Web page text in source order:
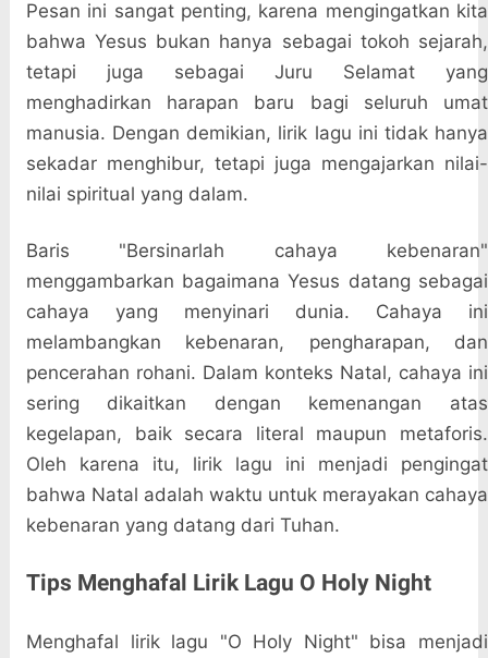
Pesan ini sangat penting, karena mengingatkan kita
bahwa Yesus bukan hanya sebagai tokoh sejarah,
tetapi juga sebagai Juru Selamat yang
menghadirkan harapan baru bagi seluruh umat
manusia. Dengan demikian, lirik lagu ini tidak hanya
sekadar menghibur, tetapi juga mengajarkan nilai-
nilai spiritual yang dalam.
Baris "Bersinarlah cahaya kebenaran"
menggambarkan bagaimana Yesus datang sebagai
cahaya yang menyinari dunia. Cahaya ini
melambangkan kebenaran, pengharapan, dan
pencerahan rohani. Dalam konteks Natal, cahaya ini
sering dikaitkan dengan kemenangan atas
kegelapan, baik secara literal maupun metaforis.
Oleh karena itu, lirik lagu ini menjadi pengingat
bahwa Natal adalah waktu untuk merayakan cahaya
kebenaran yang datang dari Tuhan.
Tips Menghafal Lirik Lagu O Holy Night
Menghafal lirik lagu "O Holy Night" bisa menjadi